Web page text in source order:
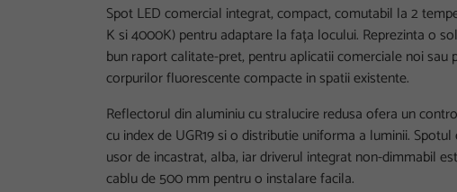
Spot LED comercial integrat, compact, comutabil la 2
K si 4000K) pentru adaptare la fața locului. Reprezinta o
bun raport calitate-pret, pentru aplicatii comerciale noi sau
corpurilor fluorescente compacte in spatii existente.
Reflectorul din aluminiu cu stralucire redusa ofera un
cu index de UGR19 si o distributie uniforma a luminii.
usor de incastrat, alba, iar driverul integrat non-dimmabil
cablu de 500 mm pentru o instalare facila.